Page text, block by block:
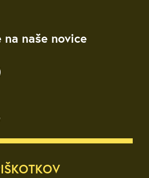
naše novice